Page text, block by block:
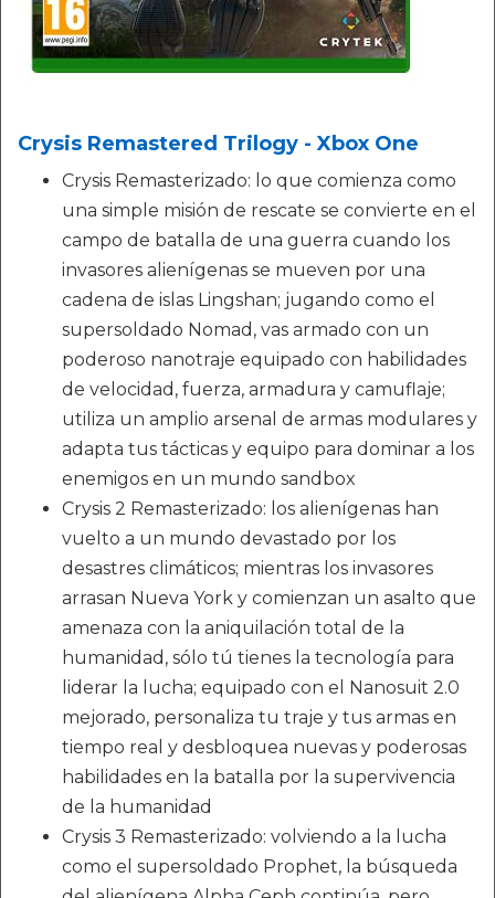
Crysis Remastered Trilogy - Xbox One
Crysis Remasterizado: lo que comienza como
una simple misión de rescate se convierte en el
campo de batalla de una guerra cuando los
invasores alienígenas se mueven por una
cadena de islas Lingshan; jugando como el
supersoldado Nomad, vas armado con un
poderoso nanotraje equipado con habilidades
de velocidad, fuerza, armadura y camuflaje;
utiliza un amplio arsenal de armas modulares y
adapta tus tácticas y equipo para dominar a los
enemigos en un mundo sandbox
Crysis 2 Remasterizado: los alienígenas han
vuelto a un mundo devastado por los
desastres climáticos; mientras los invasores
arrasan Nueva York y comienzan un asalto que
amenaza con la aniquilación total de la
humanidad, sólo tú tienes la tecnología para
liderar la lucha; equipado con el Nanosuit 2.0
mejorado, personaliza tu traje y tus armas en
tiempo real y desbloquea nuevas y poderosas
habilidades en la batalla por la supervivencia
de la humanidad
Crysis 3 Remasterizado: volviendo a la lucha
como el supersoldado Prophet, la búsqueda